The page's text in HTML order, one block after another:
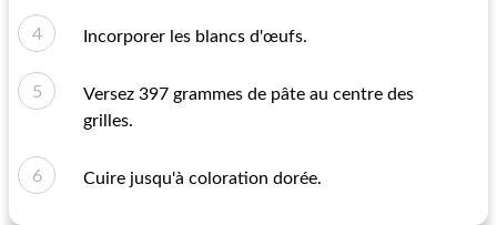
Incorporer les blancs d'œufs.
Versez 397 grammes de pâte au centre des
grilles.
Cuire jusqu'à coloration dorée.